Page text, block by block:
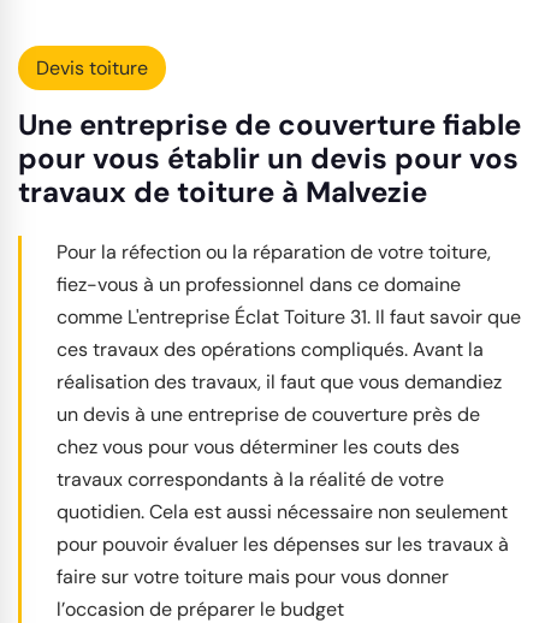
Devis toiture
Une entreprise de couverture fiable
pour vous établir un devis pour vos
travaux de toiture à Malvezie
Pour la réfection ou la réparation de votre toiture,
fiez-vous à un professionnel dans ce domaine
comme L'entreprise Éclat Toiture 31. Il faut savoir que
ces travaux des opérations compliqués. Avant la
réalisation des travaux, il faut que vous demandiez
un devis à une entreprise de couverture près de
chez vous pour vous déterminer les couts des
travaux correspondants à la réalité de votre
quotidien. Cela est aussi nécessaire non seulement
pour pouvoir évaluer les dépenses sur les travaux à
faire sur votre toiture mais pour vous donner
l’occasion de préparer le budget